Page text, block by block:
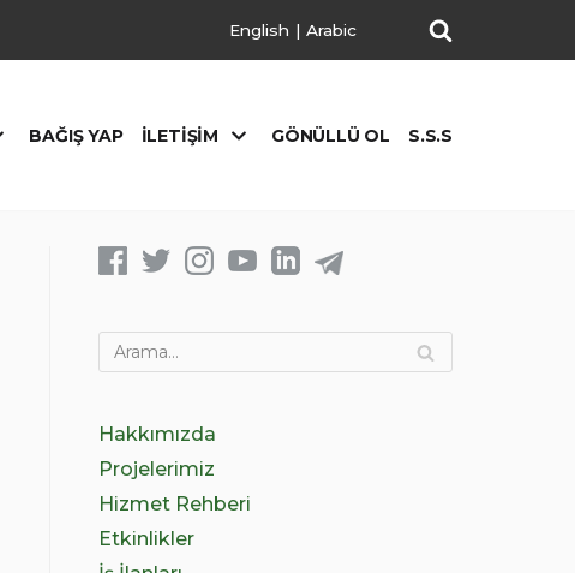
English | Arabic
BAĞIŞ YAP İLETIŞIM GÖNÜLLÜ OL S.S.S
Hakkımızda
Projelerimiz
Hizmet Rehberi
Etkinlikler